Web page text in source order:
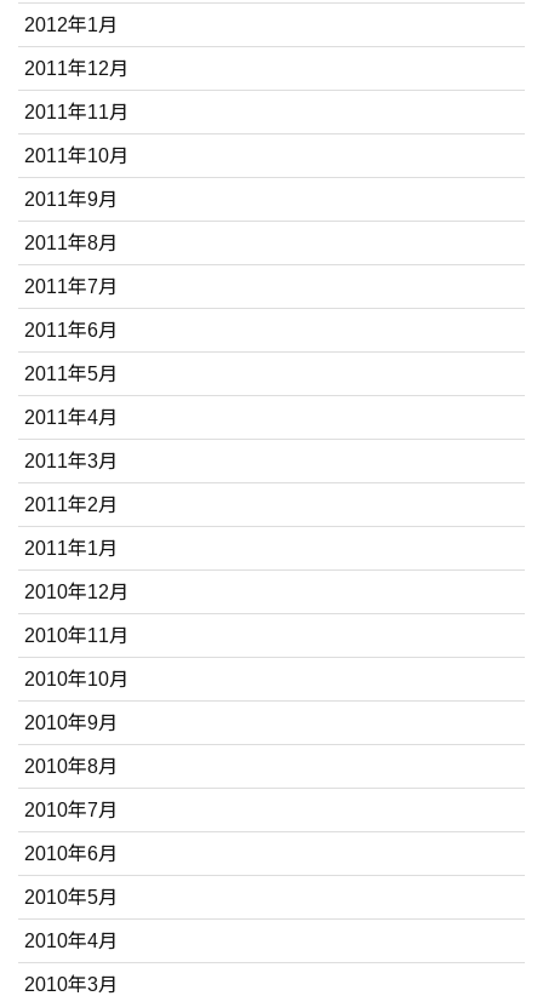
2012年1月
2011年12月
2011年11月
2011年10月
2011年9月
2011年8月
2011年7月
2011年6月
2011年5月
2011年4月
2011年3月
2011年2月
2011年1月
2010年12月
2010年11月
2010年10月
2010年9月
2010年8月
2010年7月
2010年6月
2010年5月
2010年4月
2010年3月